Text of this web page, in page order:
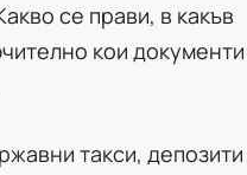
се прави, в какъв
кои документи
такси, депозити